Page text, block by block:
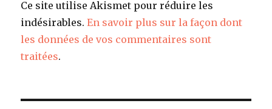
Ce site utilise Akismet pour réduire les
indésirables.En savoir plus sur la façon dont
les données de vos commentaires sont
traitées.